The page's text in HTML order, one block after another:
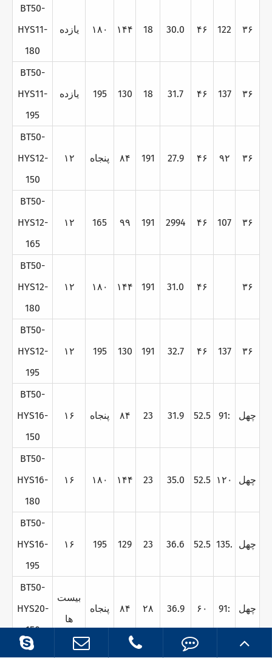
BT50-
HYS11-
180
يازده ۱۸۰ ۱۴۴ 18 30.0 ۴۶ 122 ۳۶
BT50-
HYS11-
195
يازده 195 130 18 31.7 ۴۶ 137 ۳۶
BT50-
HYS12-
150
۱۲ پنجاه ۸۴ 191 27.9 ۴۶ ۹۲ ۳۶
BT50-
HYS12-
165
۱۲ 165 ۹۹ 191 2994 ۴۶ 107 ۳۶
BT50-
HYS12-
180
۱۲ ۱۸۰ ۱۴۴ 191 31.0 ۴۶ ۳۶
BT50-
HYS12-
195
۱۲ 195 130 191 32.7 ۴۶ 137 ۳۶
BT50-
HYS16-
150
۱۶ پنجاه ۸۴ 23 31.9 52.5 91: چهل
BT50-
HYS16-
180
۱۶ ۱۸۰ ۱۴۴ 23 35.0 52.5 ۱۲۰ چهل
BT50-
HYS16-
195
۱۶ 195 129 23 36.6 52.5 135. چهل
BT50-
HYS20-
150
بيست
ها
پنجاه ۸۴ ۲۸ 36.9 ۶۰ 91: چهل
BT50-